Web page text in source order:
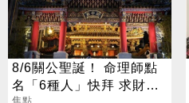
8/6關公聖誕！ 命理師點
名「6種人」快拜 求財求